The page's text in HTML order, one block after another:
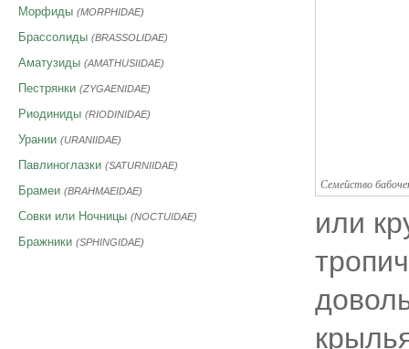
Морфиды (MORPHIDAE)
Брассолиды (BRASSOLIDAE)
Аматузиды (AMATHUSIIDAE)
Пестрянки (ZYGAENIDAE)
Риодиниды (RIODINIDAE)
Урании (URANIIDAE)
Павлиноглазки (SATURNIIDAE)
Брамеи (BRAHMAEIDAE)
Совки или Ночницы (NOCTUIDAE)
Бражники (SPHINGIDAE)
Семейство
или